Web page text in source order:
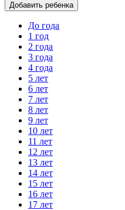
Добавить ребенка
До года
1 год
2 года
3 года
4 года
5 лет
6 лет
7 лет
8 лет
9 лет
10 лет
11 лет
12 лет
13 лет
14 лет
15 лет
16 лет
17 лет